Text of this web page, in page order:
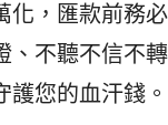
化，匯款前務
、不聽不信不
護您的血汗錢。